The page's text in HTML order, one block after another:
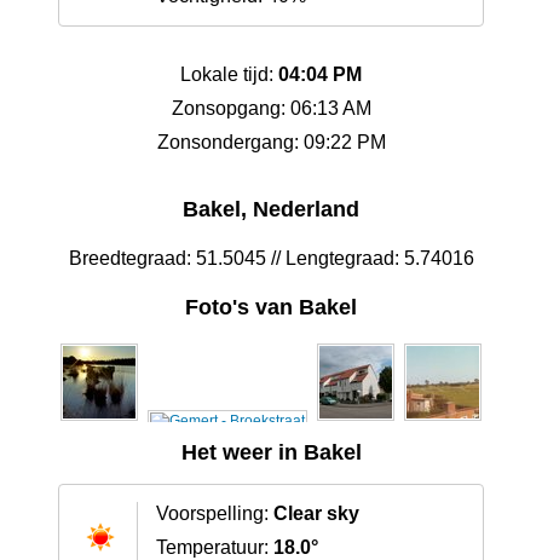
Lokale tijd: 04:04 PM
Zonsopgang: 06:13 AM
Zonsondergang: 09:22 PM
Bakel, Nederland
Breedtegraad: 51.5045 // Lengtegraad: 5.74016
Foto's van Bakel
Het weer in Bakel
Voorspelling: Clear sky
Temperatuur: 18.0°